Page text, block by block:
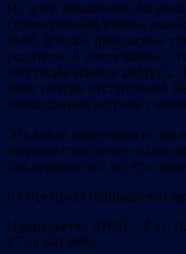
На долю поколения, чья
Отечественной войны,
было детство, прекрасные
родители. А после войны –
блестящая карьера хирурга.
боев, потерь, отступлений.
неожиданные встречи с
Эта книга адресована и
военные годы знает только
сам пережил всё то, что
(с) Все права принадлежат
Издательство ЛИРА – Р. О.
972-2-6412890